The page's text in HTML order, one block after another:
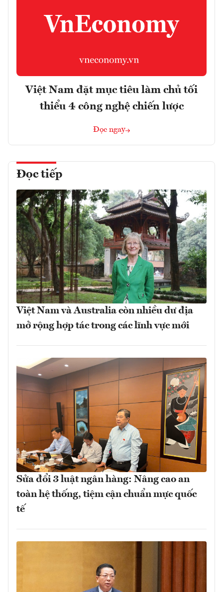
Việt Nam đặt mục tiêu làm chủ tối
thiểu 4 công nghệ chiến lược
Đọc ngay
Đọc tiếp
Việt Nam và Australia còn nhiều dư địa
mở rộng hợp tác trong các lĩnh vực mới
Sửa đổi 3 luật ngân hàng: Nâng cao an
toàn hệ thống, tiệm cận chuẩn mực quốc
tế